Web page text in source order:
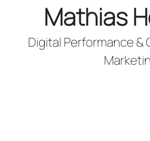
Mathias
Digital Performance &